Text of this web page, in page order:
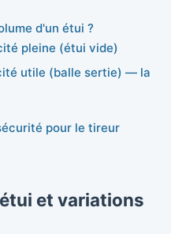
d'un étui ?
pleine (étui vide)
utile (balle sertie) — la
pour le tireur
et variations